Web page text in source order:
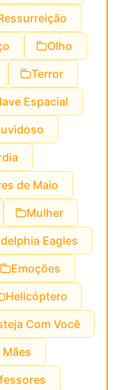
Olho
Terror
Espacial
de Maio
Mulher
Eagles
Emoções
Helicóptero
Com Você